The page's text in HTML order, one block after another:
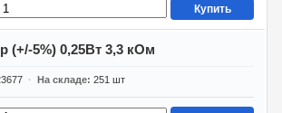
Купить
(+/-5%) 0,25Вт 3,3 кОм
На складе 251 шт